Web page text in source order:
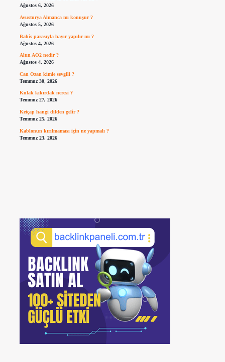
Ağustos 6, 2026
Avusturya Almanca mı konuşur ?
Ağustos 5, 2026
Bahis parasıyla hayır yapılır mı ?
Ağustos 4, 2026
Altın AO2 nedir ?
Ağustos 4, 2026
Can Ozan kimle sevgili ?
Temmuz 30, 2026
Kulak kıkırdak neresi ?
Temmuz 27, 2026
Ketçap hangi dilden gelir ?
Temmuz 25, 2026
Kablonun kırılmaması için ne yapmalı ?
Temmuz 23, 2026